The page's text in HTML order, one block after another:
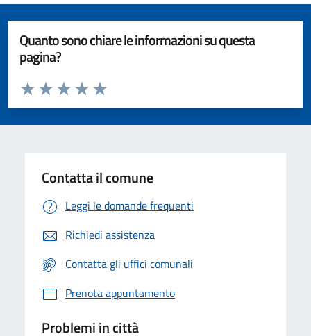
Quanto sono chiare le informazioni su questa
pagina?
Valuta da 1 a 5 stelle la pagina
Valuta 5 stelle su 5
Valuta 4 stelle su 5
Valuta 3 stelle su 5
Valuta 2 stelle su 5
Valuta 1 stelle su 5
Contatta il comune
Leggi le domande frequenti
Richiedi assistenza
Contatta gli uffici comunali
Prenota appuntamento
Problemi in città